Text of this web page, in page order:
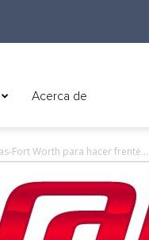
Acerca de
Fort Worth para hacer frente...